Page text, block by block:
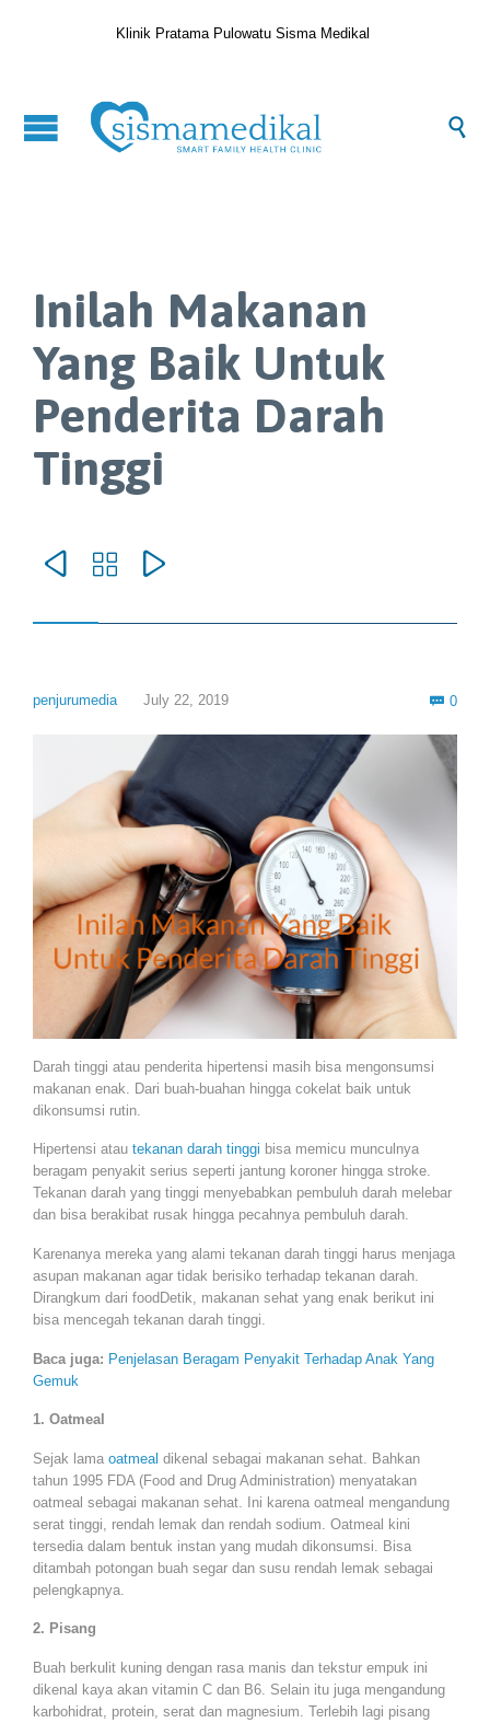
Klinik Pratama Pulowatu Sisma Medikal

Inilah Makanan
Yang Baik Untuk
Penderita Darah
Tinggi
  
penjurumedia July 22, 2019  0
Darah tinggi atau penderita hipertensi masih bisa mengonsumsi
makanan enak. Dari buah-buahan hingga cokelat baik untuk
dikonsumsi rutin.
Hipertensi atau tekanan darah tinggi bisa memicu munculnya
beragam penyakit serius seperti jantung koroner hingga stroke.
Tekanan darah yang tinggi menyebabkan pembuluh darah melebar
dan bisa berakibat rusak hingga pecahnya pembuluh darah.
Karenanya mereka yang alami tekanan darah tinggi harus menjaga
asupan makanan agar tidak berisiko terhadap tekanan darah.
Dirangkum dari foodDetik, makanan sehat yang enak berikut ini
bisa mencegah tekanan darah tinggi.
Baca juga: Penjelasan Beragam Penyakit Terhadap Anak Yang
Gemuk
1. Oatmeal
Sejak lama oatmeal dikenal sebagai makanan sehat. Bahkan
tahun 1995 FDA (Food and Drug Administration) menyatakan
oatmeal sebagai makanan sehat. Ini karena oatmeal mengandung
serat tinggi, rendah lemak dan rendah sodium. Oatmeal kini
tersedia dalam bentuk instan yang mudah dikonsumsi. Bisa
ditambah potongan buah segar dan susu rendah lemak sebagai
pelengkapnya.
2. Pisang
Buah berkulit kuning dengan rasa manis dan tekstur empuk ini
dikenal kaya akan vitamin C dan B6. Selain itu juga mengandung
karbohidrat, protein, serat dan magnesium. Terlebih lagi pisang